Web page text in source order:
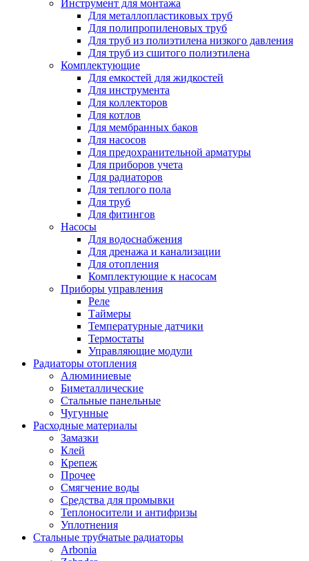
Инструмент для монтажа
Для металлопластиковых труб
Для полипропиленовых труб
Для труб из полиэтилена низкого давления
Для труб из сшитого полиэтилена
Комплектующие
Для емкостей для жидкостей
Для инструмента
Для коллекторов
Для котлов
Для мембранных баков
Для насосов
Для предохранительной арматуры
Для приборов учета
Для радиаторов
Для теплого пола
Для труб
Для фитингов
Насосы
Для водоснабжения
Для дренажа и канализации
Для отопления
Комплектующие к насосам
Приборы управления
Реле
Таймеры
Температурные датчики
Термостаты
Управляющие модули
Радиаторы отопления
Алюминиевые
Биметаллические
Стальные панельные
Чугунные
Расходные материалы
Замазки
Клей
Крепеж
Прочее
Смягчение воды
Средства для промывки
Теплоносители и антифризы
Уплотнения
Стальные трубчатые радиаторы
Arbonia